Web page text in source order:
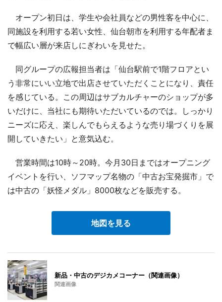
オープン初日は、学生や会社員などの男性客を中心に、
同施設を利用する若い女性、仙台朝市を利用する年配者ま
で幅広い層が来店しにぎわいを見せた。
同グループの広報担当者は「仙台駅前で1階フロアとい
う非常にいい立地で出店させていただくことになり、責任
を感じている。この周辺はサブカルチャーのショップが多
いだけに、当社にも期待いただいているのでは。しっかり
ニーズに応え、楽しんでもらえるような売り場づくりを展
開していきたい」と意気込む。
営業時間は10時～20時。今月30日まではオープニング
イベントを行い、ソフマップ名物の「中古お宝発掘市」で
は中古の「妖怪メダル」8000枚などを販売する。
地図を見る
新品・中古のデジカメコーナー（関連画像）
関連画像